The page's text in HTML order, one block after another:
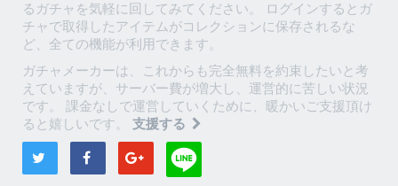
るガチャを気軽に回してみてください。 ログインするとガ
チャで取得したアイテムがコレクションに保存されるな
ど、全ての機能が利用できます。
ガチャメーカーは、これからも完全無料を約束したいと考
えていますが、サーバー費が増大し、運営的に苦しい状況
です。 課金なしで運営していくために、暖かいご支援頂け
ると嬉しいです。 支援する